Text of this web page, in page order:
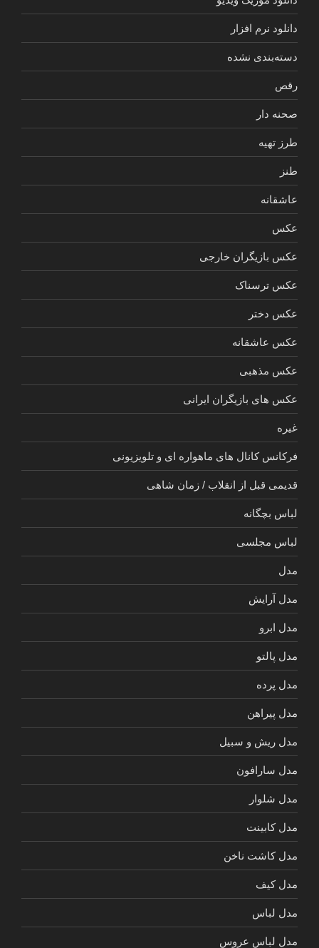
دانلود نرم افزار
دسته‌بندی نشده
رقص
صحنه دار
طرز تهیه
طنز
عاشقانه
عکس
عکس بازیگران خارجی
عکس ترسناک
عکس دختر
عکس عاشقانه
عکس مذهبی
عکس های بازیگران ایرانی
غیره
فرکانس کانال های ماهواره ای و تلویزیونی
قدیمی قبل از انقلاب / زمان شاهی
لباس بچگانه
لباس مجلسی
مدل
مدل آرایش
مدل ابرو
مدل پالتو
مدل پرده
مدل پیراهن
مدل ریش و سبیل
مدل سارافون
مدل شلوار
مدل کابینت
مدل کاشت ناخن
مدل کیف
مدل لباس
مدل لباس عروس